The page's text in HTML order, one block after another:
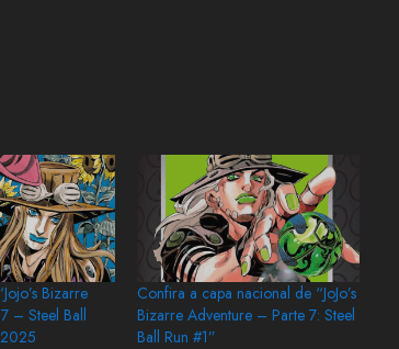
Bizarre
– Steel Ball
Confira a capa nacional de “JoJo’s
Bizarre Adventure – Parte 7: Steel
Ball Run #1”